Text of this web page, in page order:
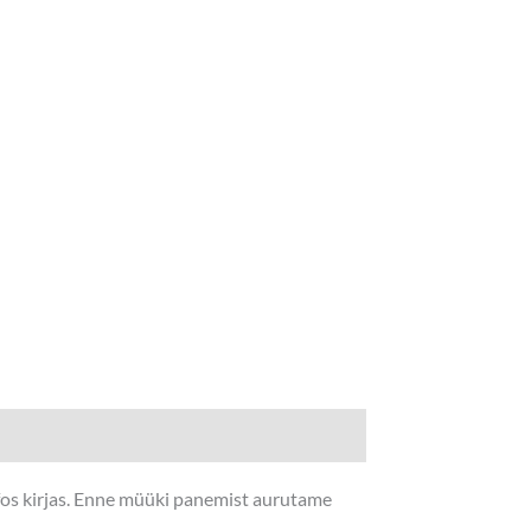
kirjas. Enne müüki panemist aurutame